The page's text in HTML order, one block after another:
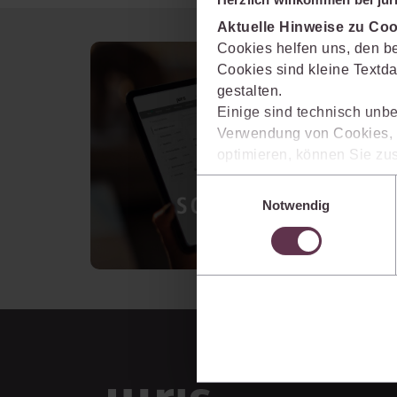
Aktuelle Hinweise zu
Cookies helfen uns, den
Cookies sind kleine
gestalten.
Einige sind technisch
Verwendung von
optimieren, können Sie
sich auch damit
die USA) übermittelt
im Cookiebanner sowie in
Notwendig